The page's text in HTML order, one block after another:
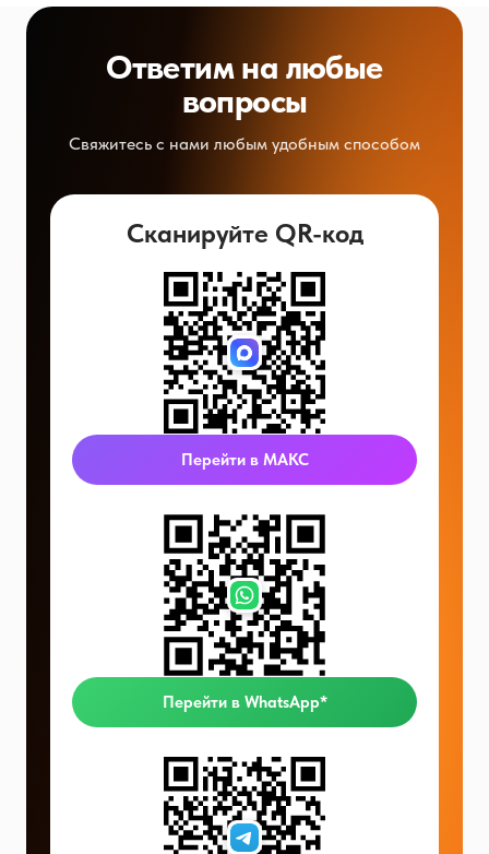
Ответим на любые
вопросы
Свяжитесь с нами любым удобным способом
Сканируйте QR-код
Перейти в МАКС
Перейти в WhatsApp*